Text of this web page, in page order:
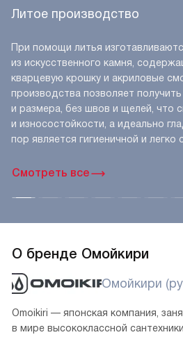
Смотреть все
Литое производство
При помощи литья
из искусственного камня,
кварцевую крошку и акриловые
производства позволяет
и размера, без швов и щелей, что
и износостойкости, а идеально
пор является гигиеничной и легко
О бренде Омойкири
Омойкири
Omoikiri — японская компания,
в мире высококлассной